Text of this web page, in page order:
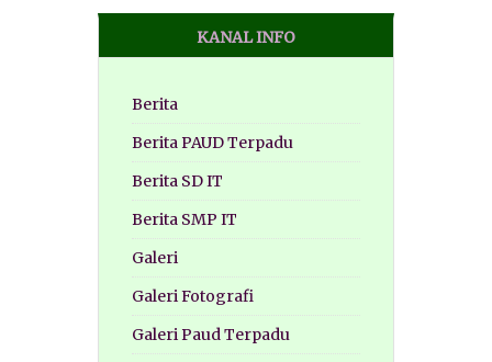
KANAL INFO
Berita
Berita PAUD Terpadu
Berita SD IT
Berita SMP IT
Galeri
Galeri Fotografi
Galeri Paud Terpadu